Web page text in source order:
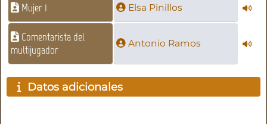
Mujer 1 Elsa Pinillos
Comentarista del
multijugador
Antonio Ramos
Datos adicionales